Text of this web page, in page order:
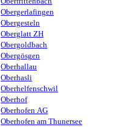
Obergerlafingen
Obergesteln
Oberglatt ZH
Obergoldbach
Obergösgen
Oberhallau
Oberhasli
Oberhelfenschwil
Oberhof
Oberhofen AG
Oberhofen am Thunersee